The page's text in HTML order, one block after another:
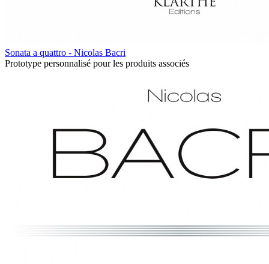
Sonata a quattro - Nicolas Bacri
Prototype personnalisé pour les produits associés